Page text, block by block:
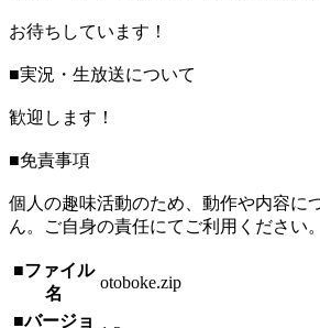
お待ちしています！
■実況・生放送について
歓迎します！
■免責事項
個人の趣味活動のため、動作や内容に
ん。ご自身の責任にてご利用ください。
■ファイル
名
otoboke.zip
■バージョ